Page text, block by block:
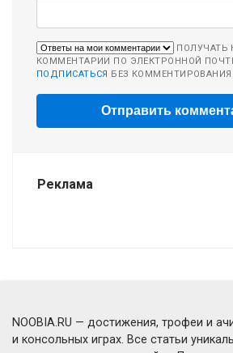
ПОЛУЧАТЬ
КОММЕНТАРИИ ПО ЭЛЕКТРОННОЙ
ПОДПИСАТЬСЯ БЕЗ КОММЕНТИРОВАНИЯ.
Реклама
NOOBIA.RU — достижения, трофеи и
и консольных играх. Все статьи